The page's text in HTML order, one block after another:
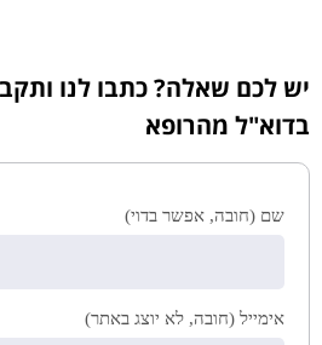
יש לכם שאלה? כתבו לנו
בדוא"ל מהרופא
שם (חובה, אפשר בדוי)
אימייל (חובה, לא יוצג באתר)